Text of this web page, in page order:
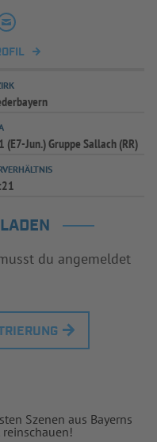
(E7-Jun.) Gruppe Sallach (RR)
du angemeldet
Szenen aus Bayerns